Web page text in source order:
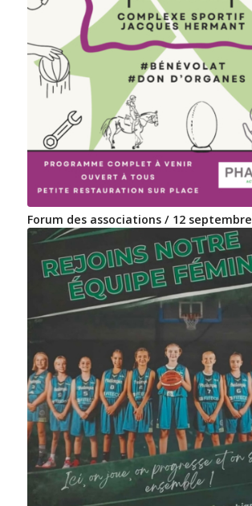
Forum des associations / 12 septembre